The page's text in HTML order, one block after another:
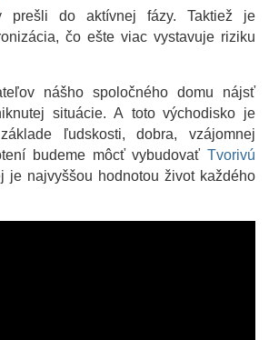
prešli do aktívnej fázy. Taktiež je
čo ešte viac vystavuje riziku
nášho spoločného domu nájsť
situácie. A toto východisko je
ľudskosti, dobra, vzájomnej
budeme môcť vybudovať Tvorivú
je najvyššou hodnotou život každého